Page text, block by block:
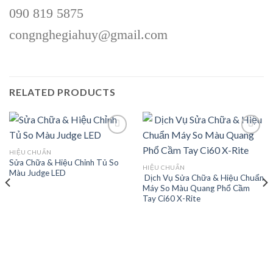
090 819 5875
congnghegiahuy@gmail.com
RELATED PRODUCTS
Add to
HIỆU CHUẨN
Sửa Chữa & Hiệu Chỉnh Tủ So
Màu Judge LED
HIỆU CHUẨN
Dịch Vụ Sửa Chữa & Hiệu Chuẩn
Máy So Màu Quang Phổ Cầm
Tay Ci60 X-Rite